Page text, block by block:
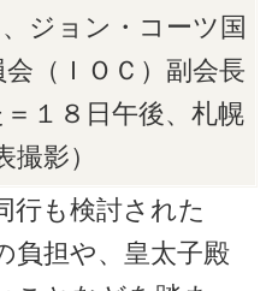
ジョン・コーツ国
（ＩＯＣ）副会長
＝１８日午後、札幌
撮影）
行も検討された
負担や、皇太子殿